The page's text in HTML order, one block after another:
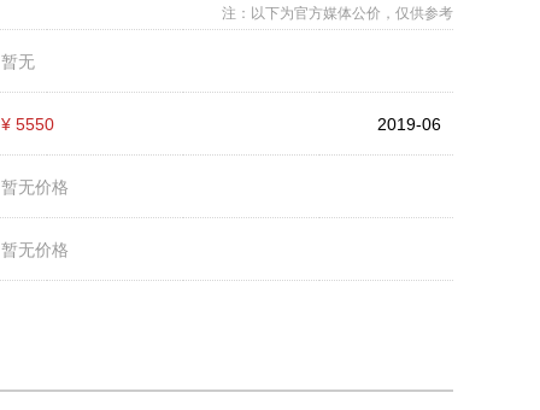
注：以下为官方媒体公价，仅供参考
暂无
¥ 5550 2019-06
暂无价格
暂无价格